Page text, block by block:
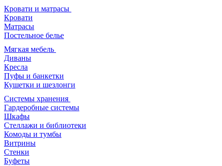
Кровати и матрасы
Кровати
Матрасы
Постельное белье
Мягкая мебель
Диваны
Кресла
Пуфы и банкетки
Кушетки и шезлонги
Системы хранения
Гардеробные системы
Шкафы
Стеллажи и библиотеки
Комоды и тумбы
Витрины
Стенки
Буфеты